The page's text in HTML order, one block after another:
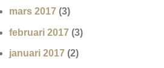
mars 2017 (3)
februari 2017 (3)
januari 2017 (2)